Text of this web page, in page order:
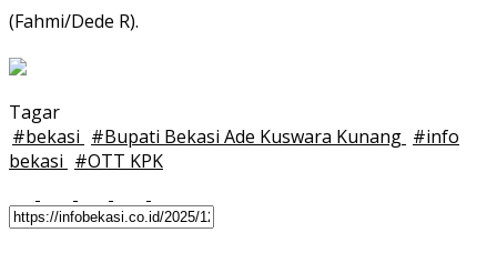
(Fahmi/Dede R).
Tagar
#bekasi #Bupati Bekasi Ade Kuswara Kunang #info
bekasi #OTT KPK